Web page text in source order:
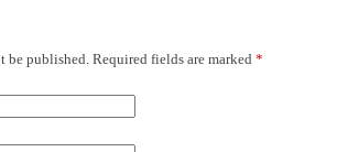
be published. Required fields are marked *